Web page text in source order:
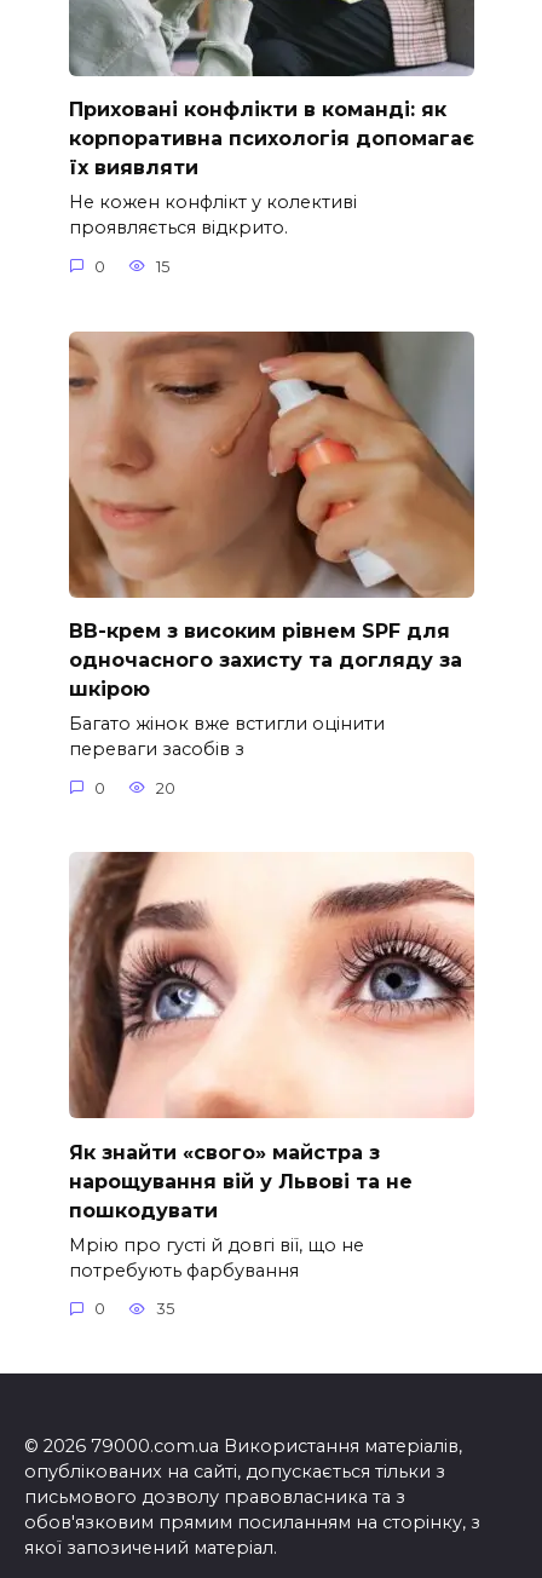
Приховані конфлікти в команді: як
корпоративна психологія допомагає
їх виявляти
Не кожен конфлікт у колективі
проявляється відкрито.
0 15
ВВ-крем з високим рівнем SPF для
одночасного захисту та догляду за
шкірою
Багато жінок вже встигли оцінити
переваги засобів з
0 20
Як знайти «свого» майстра з
нарощування вій у Львові та не
пошкодувати
Мрію про густі й довгі вії, що не
потребують фарбування
0 35
© 2026 79000.com.ua Використання матеріалів,
опублікованих на сайті, допускається тільки з
письмового дозволу правовласника та з
обов'язковим прямим посиланням на сторінку, з
якої запозичений матеріал.